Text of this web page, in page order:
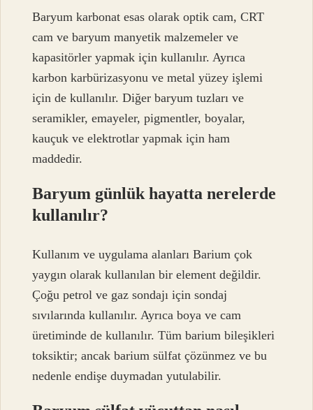
Baryum karbonat esas olarak optik cam, CRT
cam ve baryum manyetik malzemeler ve
kapasitörler yapmak için kullanılır. Ayrıca
karbon karbürizasyonu ve metal yüzey işlemi
için de kullanılır. Diğer baryum tuzları ve
seramikler, emayeler, pigmentler, boyalar,
kauçuk ve elektrotlar yapmak için ham
maddedir.
Baryum günlük hayatta nerelerde
kullanılır?
Kullanım ve uygulama alanları Barium çok
yaygın olarak kullanılan bir element değildir.
Çoğu petrol ve gaz sondajı için sondaj
sıvılarında kullanılır. Ayrıca boya ve cam
üretiminde de kullanılır. Tüm barium bileşikleri
toksiktir; ancak barium sülfat çözünmez ve bu
nedenle endişe duymadan yutulabilir.